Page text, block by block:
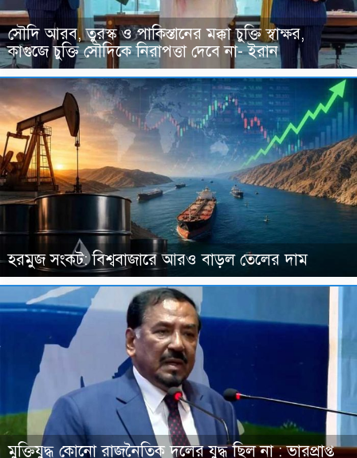
সৌদি আরব, তুরস্ক ও পাকিস্তানের মক্কা চুক্তি স্বাক্ষর,
কাগুজে চুক্তি সৌদিকে নিরাপত্তা দেবে না- ইরান
হরমুজ সংকট: বিশ্ববাজারে আরও বাড়ল তেলের দাম
মুক্তিযুদ্ধ কোনো রাজনৈতিক দলের যুদ্ধ ছিল না : ভারপ্রাপ্ত